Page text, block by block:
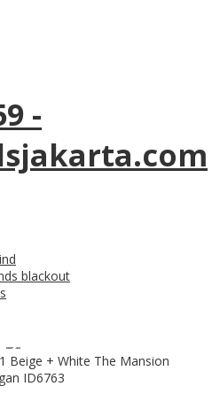
-
blackout
Blinds Sp
+ White The